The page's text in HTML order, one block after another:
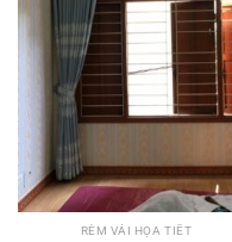
RÈM VẢI HỌA TIẾT